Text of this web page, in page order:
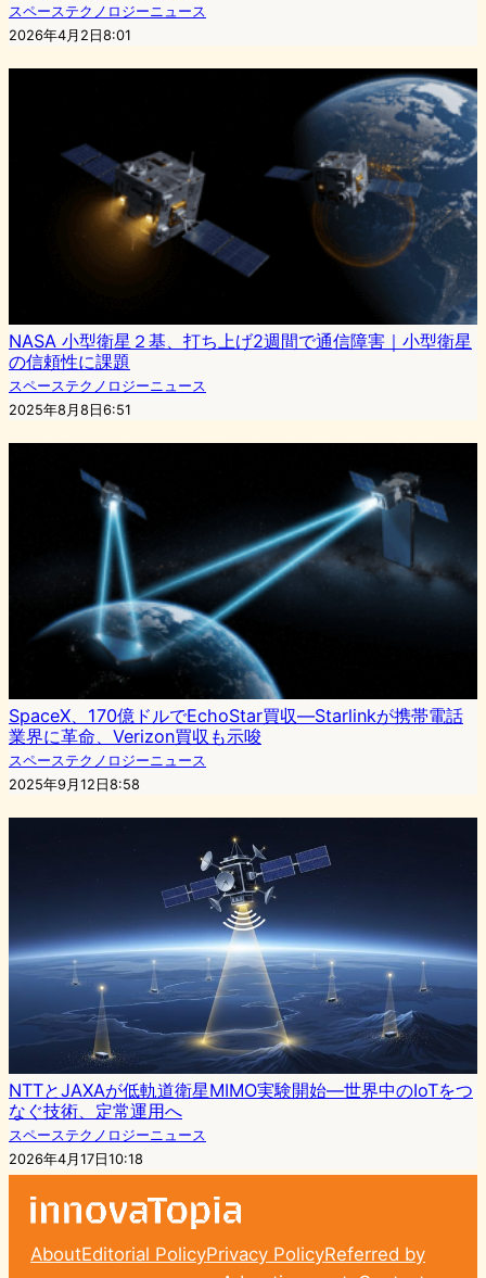
スペーステクノロジーニュース
2026年4月2日8:01
NASA 小型衛星２基、打ち上げ2週間で通信障害｜小型衛星
の信頼性に課題
スペーステクノロジーニュース
2025年8月8日6:51
SpaceX、170億ドルでEchoStar買収—Starlinkが携帯電話
業界に革命、Verizon買収も示唆
スペーステクノロジーニュース
2025年9月12日8:58
NTTとJAXAが低軌道衛星MIMO実験開始—世界中のIoTをつ
なぐ技術、定常運用へ
スペーステクノロジーニュース
2026年4月17日10:18
AboutEditorial PolicyPrivacy PolicyReferred by